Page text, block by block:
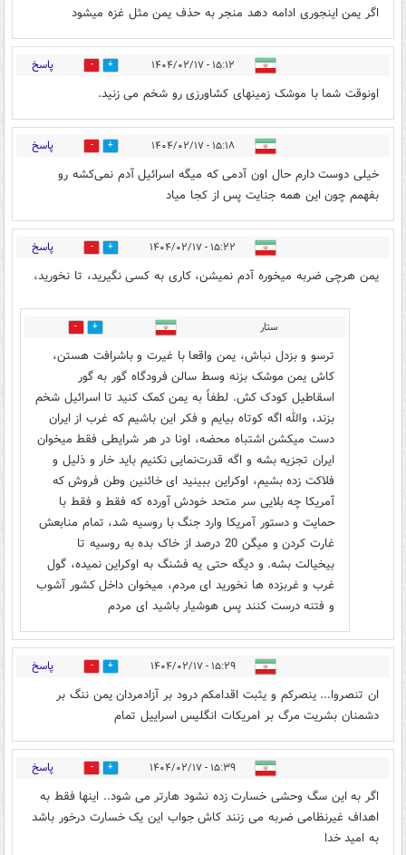
اگر یمن اینجوری ادامه دهد منجر به حذف یمن مثل غزه میشود
۱۵:۱۲ - ۱۴۰۴/۰۲/۱۷ 7 پاسخ
اونوقت شما با موشک زمینهای کشاورزی رو شخم می زنید.
۱۵:۱۸ - ۱۴۰۴/۰۲/۱۷ 5 پاسخ
خیلی دوست دارم حال اون آدمی که میگه اسرائیل آدم نمی‌کشه رو
بفهمم چون این همه جنایت پس از کجا میاد
۱۵:۲۲ - ۱۴۰۴/۰۲/۱۷ 10 پاسخ
یمن هرچی ضربه میخوره آدم نمیشن، کاری به کسی نگیرید، تا نخورید،
ستار 1
ترسو و بزدل نباش، یمن واقعا با غیرت و باشرافت هستن،
کاش یمن موشک بزنه وسط سالن فرودگاه گور به گور
اسقاطیل کودک کش. لطفاً به یمن کمک کنید تا اسرائیل شخم
بزند، والله اگه کوتاه بیایم و فکر این باشیم که غرب از ایران
دست میکشن اشتباه محضه، اونا در هر شرایطی فقط میخوان
ایران تجزیه بشه و اگه قدرت‌نمایی نکنیم باید خار و ذلیل و
فلاکت زده بشیم، اوکراین ببینید ای خائنین وطن فروش که
آمریکا چه بلایی سر متحد خودش آورده که فقط و فقط با
حمایت و دستور آمریکا وارد جنگ با روسیه شد، تمام منابعش
غارت کردن و میگن 20 درصد از خاک بده به روسیه تا
بیخیالت بشه. و دیگه حتی یه فشنگ به اوکراین نمیده، گول
غرب و غربزده ها نخورید ای مردم، میخوان داخل کشور آشوب
و فتنه درست کنند پس هوشیار باشید ای مردم
۱۵:۲۹ - ۱۴۰۴/۰۲/۱۷ 6 پاسخ
ان تنصروا... ینصرکم و یثبت اقدامکم درود بر آزادمردان یمن ننگ بر
دشمنان بشریت مرگ بر امریکات انگلیس اسراییل تمام
۱۵:۳۹ - ۱۴۰۴/۰۲/۱۷ 2 پاسخ
اگر به این سگ وحشی خسارت زده نشود هارتر می شود.. اینها فقط به
اهداف غیرنظامی ضربه می زنند کاش جواب این یک خسارت درخور باشد
به امید خدا